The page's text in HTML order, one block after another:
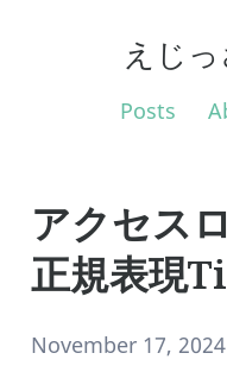
えじ
Posts
アクセス
正規表現
November 17, 2024